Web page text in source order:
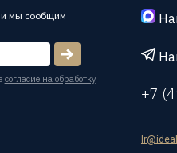
и мы сообщим
согласие на обработку
+7